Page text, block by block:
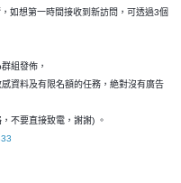
如想第一時間接收到新訪問，可透過3個
組發佈，
資料及有限名額的任務，絶對沒有廣告
不要直接致電，謝謝) 。